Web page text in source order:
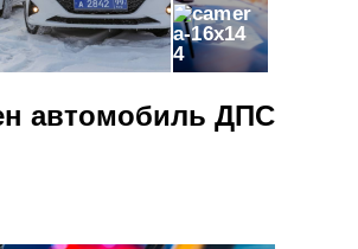
4
автомобиль ДПС